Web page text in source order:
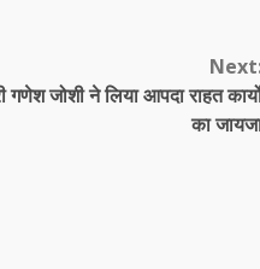
जोशी ने लिया आपदा राहत
का